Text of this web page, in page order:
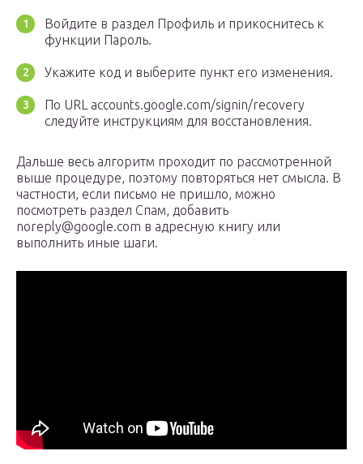
Войдите в раздел Профиль и прикоснитесь к
функции Пароль.
Укажите код и выберите пункт его изменения.
По URL accounts.google.com/signin/recovery
следуйте инструкциям для восстановления.
Дальше весь алгоритм проходит по рассмотренной
выше процедуре, поэтому повторяться нет смысла. В
частности, если письмо не пришло, можно
посмотреть раздел Спам, добавить
noreply@google.com в адресную книгу или
выполнить иные шаги.